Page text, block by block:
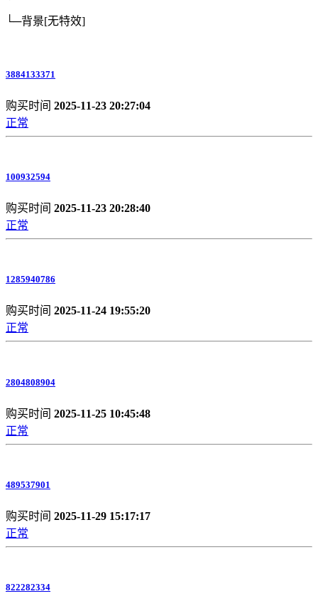
└─背景[无特效]
3884133371
购买时间 2025-11-23 20:27:04
正常
100932594
购买时间 2025-11-23 20:28:40
正常
1285940786
购买时间 2025-11-24 19:55:20
正常
2804808904
购买时间 2025-11-25 10:45:48
正常
489537901
购买时间 2025-11-29 15:17:17
正常
822282334